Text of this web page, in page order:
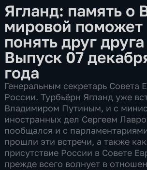
Ягланд: память о
мировой поможет
понять друг друга
Выпуск 07
года
Генеральным секретарь Совета
России. Турбьёрн Ягланд уже
Владимиром Путиным, и с
иностранных дел Сергеем
пообщался и с
прошли эти встречи, а также
присутствие России в Совете
прежде всего волнует в